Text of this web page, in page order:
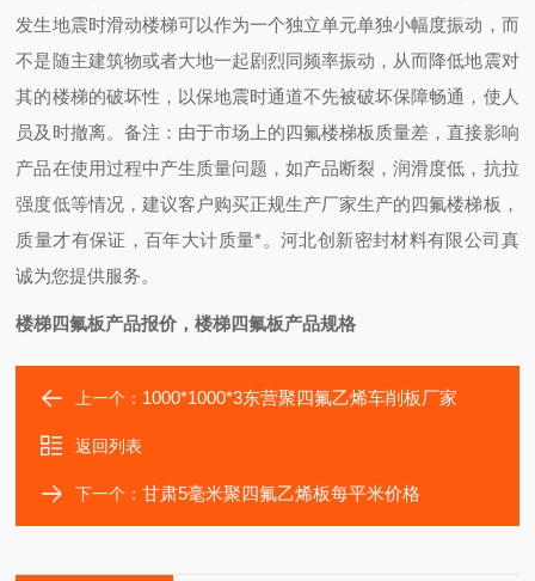
发生地震时滑动楼梯可以作为一个独立单元单独小幅度振动，而
不是随主建筑物或者大地一起剧烈同频率振动，从而降低地震对
其的楼梯的破坏性，以保地震时通道不先被破坏保障畅通，使人
员及时撤离。备注：由于市场上的四氟楼梯板质量差，直接影响
产品在使用过程中产生质量问题，如产品断裂，润滑度低，抗拉
强度低等情况，建议客户购买正规生产厂家生产的四氟楼梯板，
质量才有保证，百年大计质量*。河北创新密封材料有限公司真
诚为您提供服务。
楼梯四氟板产品报价，楼梯四氟板产品规格
上一个： 1000*1000*3东营聚四氟乙烯车削板厂家
返回列表
下一个：甘肃5毫米聚四氟乙烯板每平米价格